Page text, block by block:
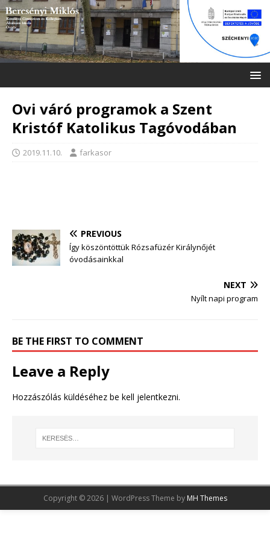
Ovi váró programok a Szent
Kristóf Katolikus Tagóvodában
2019.11.10. farkasor
PREVIOUS
Így köszöntöttük Rózsafüzér Királynőjét
óvodásainkkal
NEXT
Nyílt napi program
BE THE FIRST TO COMMENT
Leave a Reply
Hozzászólás küldéséhez be kell jelentkezni.
Copyright © 2026 | WordPress Theme by MH Themes